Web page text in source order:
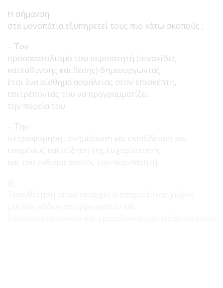
Η σήμανση
στα μονοπάτια εξυπηρετεί τους πιο κάτω σκοπούς :
– Τον
προσανατολισμό του περιπατητή (πινακίδες
κατεύθυνσης και θέσης) δημιουργώντας
έτσι ένα αίσθημα ασφάλειας στον επισκέπτη,
επιτρέποντάς του να προγραμματίζει
την πορεία του.
– Την
πληροφόρηση , ενημέρωση και εκπαίδευση και
επομένως και αύξηση της ευχαρίστησης